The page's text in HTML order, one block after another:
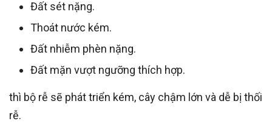
Đất sét nặng.
Thoát nước kém.
Đất nhiễm phèn nặng.
Đất mặn vượt ngưỡng thích hợp.
thì bộ rễ sẽ phát triển kém, cây chậm lớn và dễ bị thối
rễ.